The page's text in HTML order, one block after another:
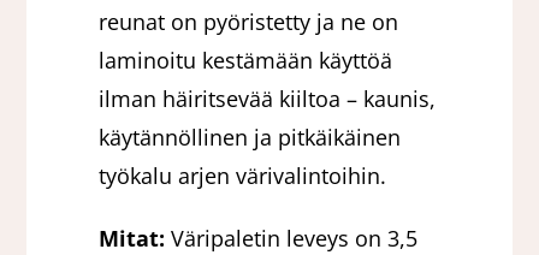
reunat on pyöristetty ja ne on
laminoitu kestämään käyttöä
ilman häiritsevää kiiltoa – kaunis,
käytännöllinen ja pitkäikäinen
työkalu arjen värivalintoihin.
Mitat: Väripaletin leveys on 3,5